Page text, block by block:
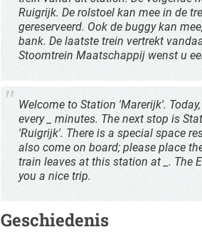
Ruigrijk. De rolstoel kan mee in de
gereserveerd. Ook de buggy kan
bank. De laatste trein vertrekt
Stoomtrein Maatschappij wenst u
Welcome to Station 'Marerijk'.
every _ minutes. The next stop is
'Ruigrijk'. There is a special space
also come on board; please place
train leaves at this station at _. The
you a nice trip.
Geschiedenis